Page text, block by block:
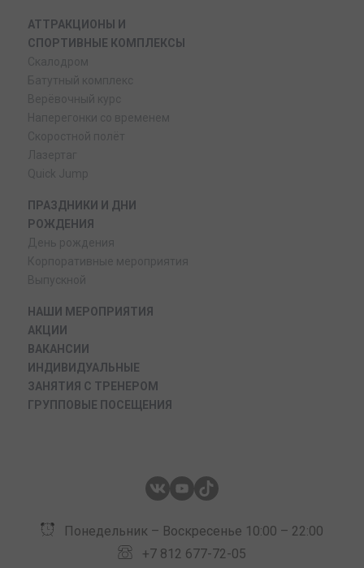
АТТРАКЦИОНЫ И
СПОРТИВНЫЕ КОМПЛЕКСЫ
Скалодром
Батутный комплекс
Верёвочный курс
Наперегонки со временем
Скоростной полёт
Лазертаг
Quick Jump
ПРАЗДНИКИ И ДНИ
РОЖДЕНИЯ
День рождения
Корпоративные мероприятия
Выпускной
НАШИ МЕРОПРИЯТИЯ
АКЦИИ
ВАКАНСИИ
ИНДИВИДУАЛЬНЫЕ
ЗАНЯТИЯ С ТРЕНЕРОМ
ГРУППОВЫЕ ПОСЕЩЕНИЯ
Понедельник – Воскресенье 10:00 – 22:00
+7 812 677-72-05